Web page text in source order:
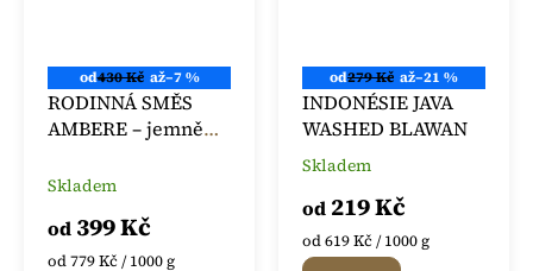
od430 Kč až–7 %
RODINNÁ SMĚS
AMBERE – jemně
Arabika
Skladem
od 399 Kč
Měrná
od 779 Kč / 1000 g
od279 Kč až–21 %
INDONÉSIE JAVA
WASHED BLAWAN
Průměrné
produktu
je
5,0
Skladem
od 219 Kč
Měrná
cena:
od 619 Kč / 1000 g